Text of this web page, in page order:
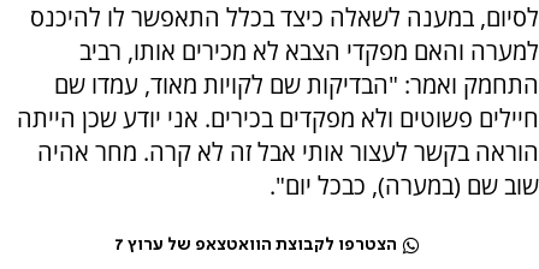
לסיום, במענה לשאלה כיצד בכלל התאפשר לו להיכנס
למערה והאם מפקדי הצבא לא מכירים אותו, רביב
התחמק ואמר: "הבדיקות שם לקויות מאוד, עמדו שם
חיילים פשוטים ולא מפקדים בכירים. אני יודע שכן הייתה
הוראה בקשר לעצור אותי אבל זה לא קרה. מחר אהיה
שוב שם (במערה), כבכל יום".
הצטרפו לקבוצת הוואטצאפ של ערוץ 7